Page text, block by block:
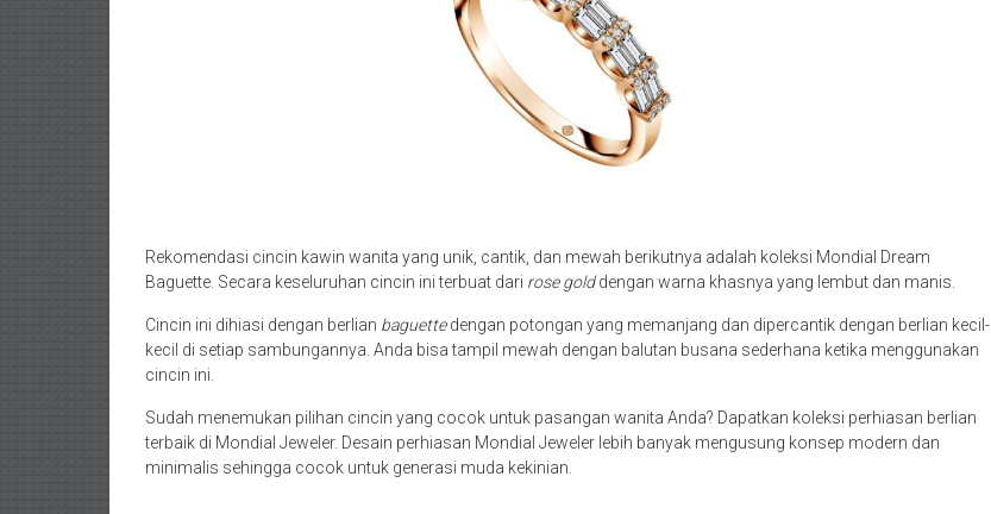
Rekomendasi cincin kawin wanita yang unik, cantik, dan mewah berikutnya adalah koleksi Mondial Dream
Baguette. Secara keseluruhan cincin ini terbuat dari rose golddengan warna khasnya yang lembut dan manis.
Cincin ini dihiasi dengan berlian baguettedengan potongan yang memanjang dan dipercantik dengan berlian kecil-
kecil di setiap sambungannya. Anda bisa tampil mewah dengan balutan busana sederhana ketika menggunakan
cincin ini.
Sudah menemukan pilihan cincin yang cocok untuk pasangan wanita Anda? Dapatkan koleksi perhiasan berlian
terbaik di Mondial Jeweler. Desain perhiasan Mondial Jeweler lebih banyak mengusung konsep modern dan
minimalis sehingga cocok untuk generasi muda kekinian.